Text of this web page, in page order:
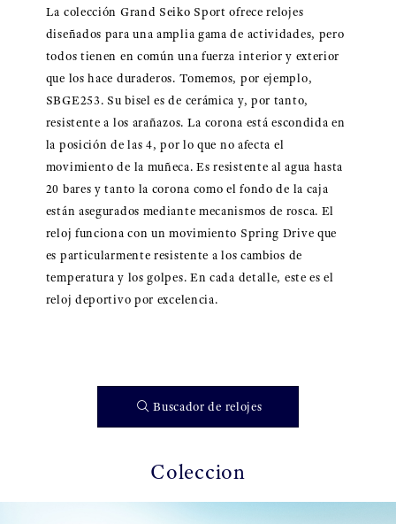
La colección Grand Seiko Sport ofrece relojes
diseñados para una amplia gama de actividades, pero
todos tienen en común una fuerza interior y exterior
que los hace duraderos. Tomemos, por ejemplo,
SBGE253. Su bisel es de cerámica y, por tanto,
resistente a los arañazos. La corona está escondida en
la posición de las 4, por lo que no afecta el
movimiento de la muñeca. Es resistente al agua hasta
20 bares y tanto la corona como el fondo de la caja
están asegurados mediante mecanismos de rosca. El
reloj funciona con un movimiento Spring Drive que
es particularmente resistente a los cambios de
temperatura y los golpes. En cada detalle, este es el
reloj deportivo por excelencia.
Buscador de relojes
Coleccion